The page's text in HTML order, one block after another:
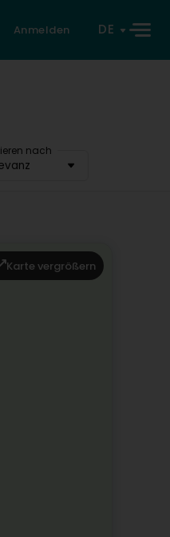
Anmelden DE
nach
Karte vergrößern